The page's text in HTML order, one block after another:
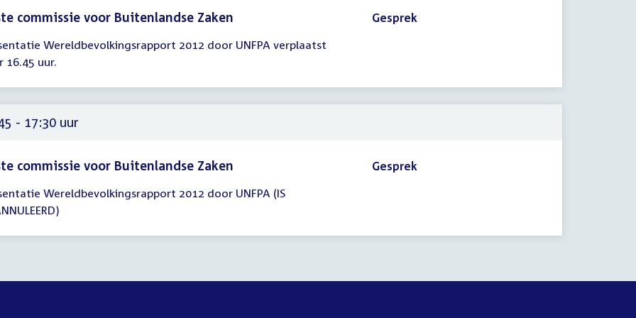
commissie voor Buitenlandse Zaken
Wereldbevolkingsrapport 2012 door UNFPA verplaatst
16.45 uur.
Gesprek
- 17:30 uur
commissie voor Buitenlandse Zaken
Wereldbevolkingsrapport 2012 door UNFPA (IS
Gesprek